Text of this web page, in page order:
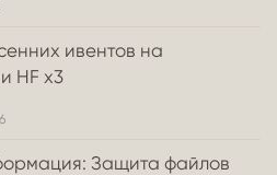
ивентов на
HF x3
Защита файлов